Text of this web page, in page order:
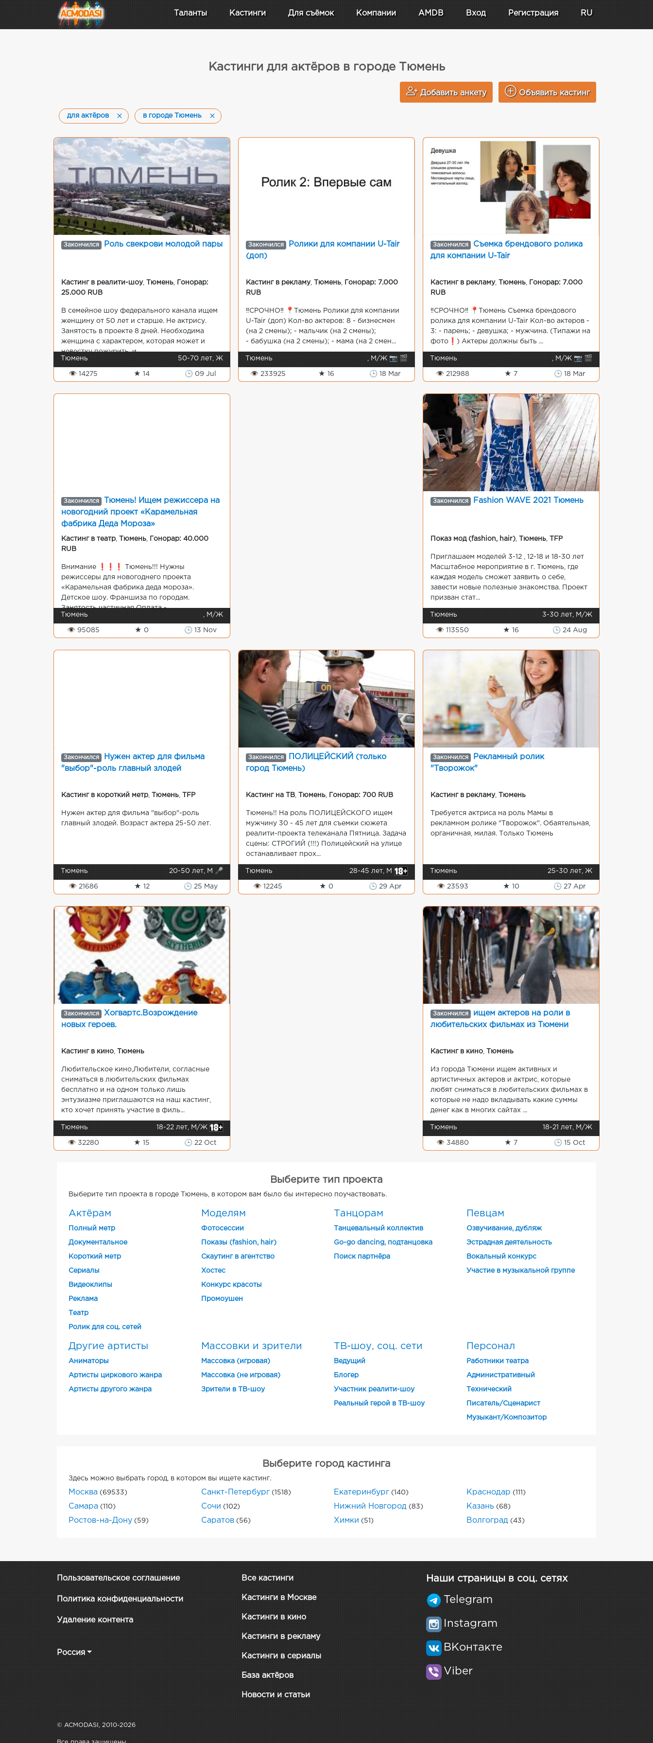
Таланты Кастинги Для съёмок Компании AMDB Вход Регистрация RU
Кастинги для актёров в городе Тюмень
Добавить анкету Объявить кастинг
для актёров в городе Тюмень
Закончился Роль свекрови молодой пары
Кастинг в реалити-шоу, Тюмень
Гонорар:
25.000 RUB
В семейное шоу федерального канала ищем
женщину от 50 лет и старше. Не актрису.
Занятость в проекте 8 дней. Необходима
женщина с характером, которая может и
невестку пожурить, и...
Тюмень
50-70 лет, Ж
👁 14275 ★ 14 🕒 09 Jul
Закончился
Ролики для компании U-Tair
(доп)
Кастинг в рекламу, Тюмень
Гонорар: 7.000
RUB
‼️СРОЧНО‼️ 📍Тюмень Ролики для компании
U-Tair (доп) Кол-во актеров: 8 - бизнесмен
(на 2 смены); - мальчик (на 2 смены);
- бабушка (на 2 смены); - мама (на 2 смен...
Тюмень , М/Ж 📷 🎬
👁 233925 ★ 16 🕒 18 Mar
Закончился
Съемка брендового ролика
для компании U-Tair
Кастинг в рекламу, Тюмень
Гонорар: 7.000
RUB
‼️СРОЧНО‼️ 📍Тюмень Съемка брендового
ролика для компании U-Tair Кол-во актеров -
3: - парень; - девушка; - мужчина. (Типажи на
фото❗️) Актеры должны быть ...
Тюмень , М/Ж 📷 🎬
👁 212988 ★ 7 🕒 18 Mar
Закончился
Тюмень! Ищем режиссера на
новогодний проект «Карамельная
фабрика Деда Мороза»
Кастинг в театр Тюмень
Гонорар: 40.000
RUB
Внимание ❗️❗️❗️ Тюмень!!! Нужны
режиссеры для новогоднего проекта
«Карамельная фабрика деда мороза».
Детское шоу. Франшиза по городам.
Занятость частичная Оплата - ...
Тюмень
, М/Ж
👁 95085 ★ 0 🕒 13 Nov
Закончился Fashion WAVE 2021 Тюмень
Показ мод (fashion, hair) Тюмень TFP
Приглашаем моделей 3-12 , 12-18 и 18-30 лет
Масштабное мероприятие в г. Тюмень, где
каждая модель сможет заявить о себе,
завести новые полезные знакомства. Проект
призван стат...
Тюмень 3-30 лет, М/Ж
👁 113550 ★ 16 🕒 24 Aug
Закончился
Нужен актер для фильма
"выбор"-роль главный злодей
Кастинг в короткий метр Тюмень TFP
Нужен актер для фильма "выбор"-роль
главный злодей. Возраст актера 25-50 лет.
Тюмень 20-50 лет, М 🎤
👁 21686 ★ 12 🕒 25 May
Закончился
ПОЛИЦЕЙСКИЙ (только
город Тюмень)
Кастинг на ТВ Тюмень Гонорар: 700 RUB
Тюмень!! На роль ПОЛИЦЕЙСКОГО ищем
мужчину 30 - 45 лет для съемки сюжета
реалити-проекта телеканала Пятница. Задача
сцены: СТРОГИЙ (!!!) Полицейский на улице
останавливает прох...
Тюмень 28-45 лет, М
👁 12245 ★ 0 🕒 29 Apr
Закончился
Рекламный ролик
"Творожок"
Кастинг в рекламу, Тюмень
Требуется актриса на роль Мамы в
рекламном ролике "Творожок". Обаятельная,
органичная, милая. Только Тюмень
Тюмень 25-30 лет, Ж
👁 23593 ★ 10 🕒 27 Apr
Закончился
Хогвартс.Возрождение
новых героев.
Кастинг в кино Тюмень
Любительское кино,Любители, согласные
сниматься в любительских фильмах
бесплатно и на одном только лишь
энтузиазме приглашаются на наш кастинг,
кто хочет принять участие в филь...
Тюмень 18-22 лет, М/Ж
👁 32280 ★ 15 🕒 22 Oct
Закончился
ищем актеров на роли в
любительских фильмах из Тюмени
Кастинг в кино Тюмень
Из города Тюмени ищем активных и
артистичных актеров и актрис, которые
любят сниматься в любительских фильмах в
которые не надо вкладывать какие суммы
денег как в многих сайтах ...
Тюмень 18-21 лет, М/Ж
👁 34880 ★ 7 🕒 15 Oct
Выберите тип проекта
Выберите тип проекта в городе Тюмень, в котором вам было бы интересно поучаствовать.
Актёрам
Полный метр
Документальное
Короткий метр
Cериалы
Видеоклипы
Реклама
Театр
Ролик для соц. сетей
Моделям
Фотосессии
Показы (fashion, hair)
Скаутинг в агентство
Хостес
Конкурс красоты
Промоушен
Танцорам
Танцевальный коллектив
Go-go dancing, подтанцовка
Поиск партнёра
Певцам
Озвучивание, дубляж
Эстрадная деятельность
Вокальный конкурс
Участие в музыкальной группе
Другие артисты
Аниматоры
Артисты циркового жанра
Артисты другого жанра
Массовки и зрители
Массовка (игровая)
Массовка (не игровая)
Зрители в ТВ-шоу
ТВ-шоу, соц. сети
Ведущий
Блогер
Участник реалити-шоу
Реальный герой в ТВ-шоу
Персонал
Работники театра
Административный
Технический
Писатель/Сценарист
Музыкант/Композитор
Выберите город кастинга
Здесь можно выбрать город, в котором вы ищете кастинг.
Москва (69533) Санкт-Петербург (1518) Екатеринбург (140) Краснодар (111)
Самара (110) Сочи (102) Нижний Новгород (83) Казань (68)
Ростов-на-Дону (59) Саратов (56) Химки (51) Волгоград (43)
Пользовательское соглашение
Политика конфиденциальности
Удаление контента
Россия
Все кастинги
Кастинги в Москве
Кастинги в кино
Кастинги в рекламу
Кастинги в сериалы
База актёров
Новости и статьи
Наши страницы в соц. сетях
Telegram
Instagram
ВКонтакте
Viber
© ACMODASI, 2010-2026